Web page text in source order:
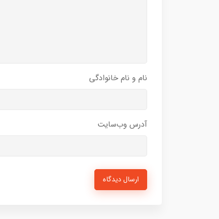
نام و نام خانوادگی
آدرس وب‌سایت
ارسال دیدگاه